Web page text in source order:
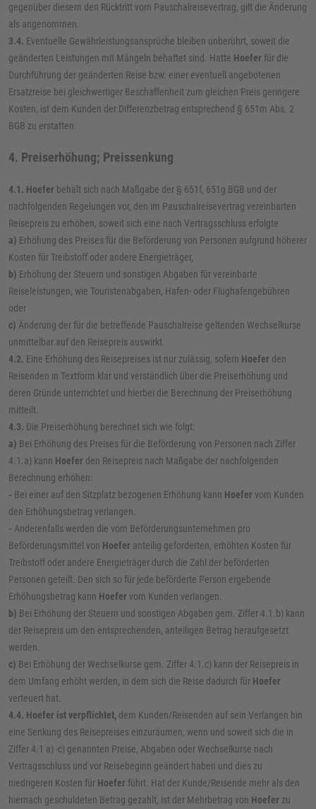
gegenüber diesem den Rücktritt vom Pauschalreisevertrag, gilt die Änderung
als angenommen.
3.4. Eventuelle Gewährleistungsansprüche bleiben unberührt, soweit die
geänderten Leistungen mit Mängeln behaftet sind. Hatte Hoefer für die
Durchführung der geänderten Reise bzw. einer eventuell angebotenen
Ersatzreise bei gleichwertiger Beschaffenheit zum gleichen Preis geringere
Kosten, ist dem Kunden der Differenzbetrag entsprechend § 651m Abs. 2
BGB zu erstatten.
4. Preiserhöhung; Preissenkung
4.1. Hoefer behält sich nach Maßgabe der § 651f, 651g BGB und der
nachfolgenden Regelungen vor, den im Pauschalreisevertrag vereinbarten
Reisepreis zu erhöhen, soweit sich eine nach Vertragsschluss erfolgte
a) Erhöhung des Preises für die Beförderung von Personen aufgrund höherer
Kosten für Treibstoff oder andere Energieträger,
b) Erhöhung der Steuern und sonstigen Abgaben für vereinbarte
Reiseleistungen, wie Touristenabgaben, Hafen- oder Flughafengebühren
oder
c) Änderung der für die betreffende Pauschalreise geltenden Wechselkurse
unmittelbar auf den Reisepreis auswirkt.
4.2. Eine Erhöhung des Reisepreises ist nur zulässig, sofern Hoefer den
Reisenden in Textform klar und verständlich über die Preiserhöhung und
deren Gründe unterrichtet und hierbei die Berechnung der Preiserhöhung
mitteilt.
4.3. Die Preiserhöhung berechnet sich wie folgt:
a) Bei Erhöhung des Preises für die Beförderung von Personen nach Ziffer
4.1.a) kann Hoefer den Reisepreis nach Maßgabe der nachfolgenden
Berechnung erhöhen:
- Bei einer auf den Sitzplatz bezogenen Erhöhung kann Hoefer vom Kunden
den Erhöhungsbetrag verlangen.
- Anderenfalls werden die vom Beförderungsunternehmen pro
Beförderungsmittel von Hoefer anteilig geforderten, erhöhten Kosten für
Treibstoff oder andere Energieträger durch die Zahl der beförderten
Personen geteilt. Den sich so für jede beförderte Person ergebende
Erhöhungsbetrag kann Hoefer vom Kunden verlangen.
b) Bei Erhöhung der Steuern und sonstigen Abgaben gem. Ziffer 4.1.b) kann
der Reisepreis um den entsprechenden, anteiligen Betrag heraufgesetzt
werden.
c) Bei Erhöhung der Wechselkurse gem. Ziffer 4.1.c) kann der Reisepreis in
dem Umfang erhöht werden, in dem sich die Reise dadurch für Hoefer
verteuert hat.
4.4. Hoefer ist verpflichtet, dem Kunden/Reisenden auf sein Verlangen hin
eine Senkung des Reisepreises einzuräumen, wenn und soweit sich die in
Ziffer 4.1 a) -c) genannten Preise, Abgaben oder Wechselkurse nach
Vertragsschluss und vor Reisebeginn geändert haben und dies zu
niedrigeren Kosten für Hoefer führt. Hat der Kunde/Reisende mehr als den
hiernach geschuldeten Betrag gezahlt, ist der Mehrbetrag von Hoefer zu